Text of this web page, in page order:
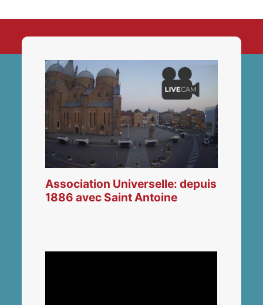
Association Universelle: depuis
1886 avec Saint Antoine